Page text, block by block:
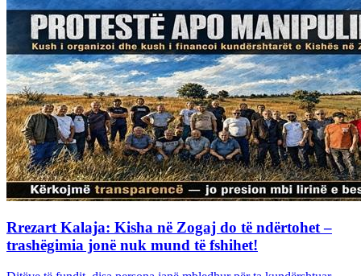
Rrezart Kalaja: Kisha në Zogaj do të ndërtohet –
trashëgimia jonë nuk mund të fshihet!